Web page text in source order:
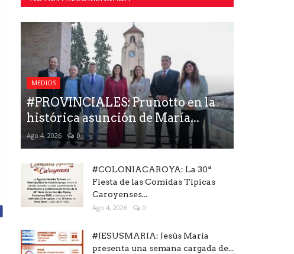
MEDIOS
#PROVINCIALES: Prunotto en la
histórica asunción de María...
Ago 4, 2026 0
#COLONIACAROYA: La 30ª
Fiesta de las Comidas Típicas
Caroyenses...
Ago 4, 2026 0
#JESUSMARIA: Jesús María
presenta una semana cargada de...